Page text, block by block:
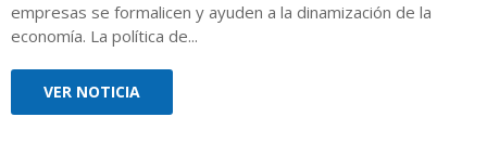
empresas se formalicen y ayuden a la dinamización de la
economía. La política de...
VER NOTICIA